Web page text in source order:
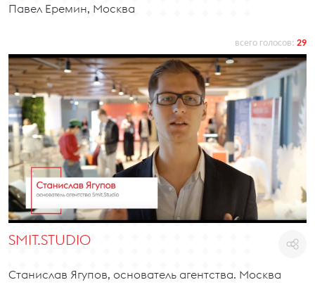
Павел Еремин, Москва
всего голосов: 29
SMIT.STUDIO
Станислав Ягупов, основатель агентства. Москва